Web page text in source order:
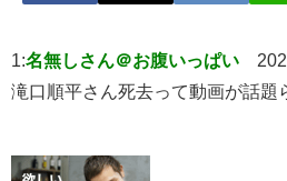
1:名無しさん＠お腹いっぱい
滝口順平さん死去って動画が話題